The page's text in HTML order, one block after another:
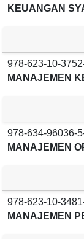
KEUANGAN
978-623-10-
MANAJEMEN
978-634-96036-
MANAJEMEN
978-623-10-
MANAJEMEN